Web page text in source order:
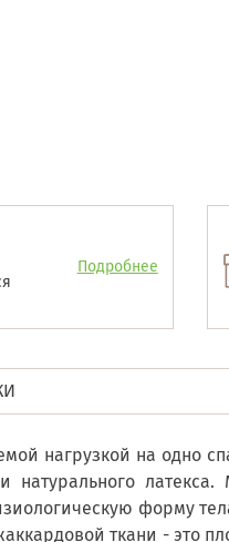
Подробнее
нагрузкой на одно
форму
ткани - это